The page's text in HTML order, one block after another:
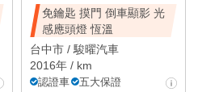
免鑰匙 摸門 倒車顯影 光
感應頭燈 恆溫
台中市 / 駿曜汽車
2016年 / km
認證車
五大保證